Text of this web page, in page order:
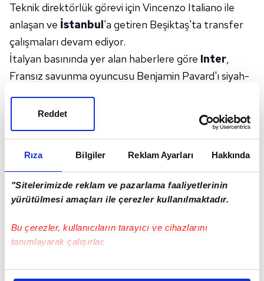
Rıza Bilgiler Reklam Ayarları Hakkında
"Sitelerimizde reklam ve pazarlama faaliyetlerinin
yürütülmesi amaçları ile çerezler kullanılmaktadır.
Bu çerezler, kullanıcıların tarayıcı ve cihazlarını
tanımlayarak çalışırlar.
Bu çerezlere izin vermeniz halinde sizlere özel
Reddet
Teknik direktörlük görevi için Vincenzo Italiano ile
anlaşan ve İstanbul'a getiren Beşiktaş'ta transfer
çalışmaları devam ediyor.
İtalyan basınında yer alan haberlere göre Inter,
Fransız savunma oyuncusu Benjamin Pavard'ı siyah-
Kristjan Asllani transferinin ardından iki kulüp
arasındaki temasların devam ettiği belirtilirken,
bazı yüksek maliyetli oyuncularla yollarını ayırmayı
hedeflediği ifade edildi. Bu doğrultuda Pavard'ın da
satış listesinde yer aldığı öne sürüldü.
Marsilya'da geçirdi. Fransız ekibindeLigue 1
maça çıkan Pavard, 1 gol ve 2 asistlik katkı sağladı.